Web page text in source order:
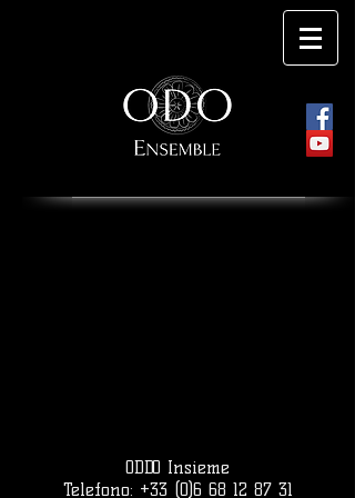
ODDO Insieme
Telefono: +33 (0)6 68 12 87 31